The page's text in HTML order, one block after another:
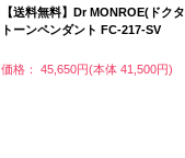
【送料無料】Dr MONROE(ドク
トーンペンダント FC-217-SV
価格： 45,650円(本体 41,500円)